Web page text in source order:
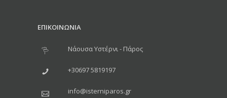
ΕΠΙΚΟΙΝΩΝΙΑ
Νάουσα Υστέρνι - Πάρος
+30697 5819197
info@isterniparos.gr